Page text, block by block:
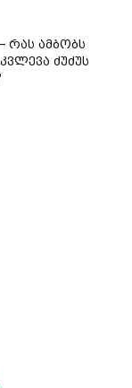
რას ამბობს
ძუძუს